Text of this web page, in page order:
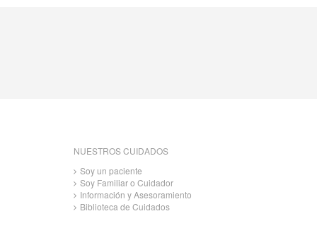
NUESTROS CUIDADOS
Soy un paciente
Soy Familiar o Cuidador
Información y Asesoramiento
Biblioteca de Cuidados